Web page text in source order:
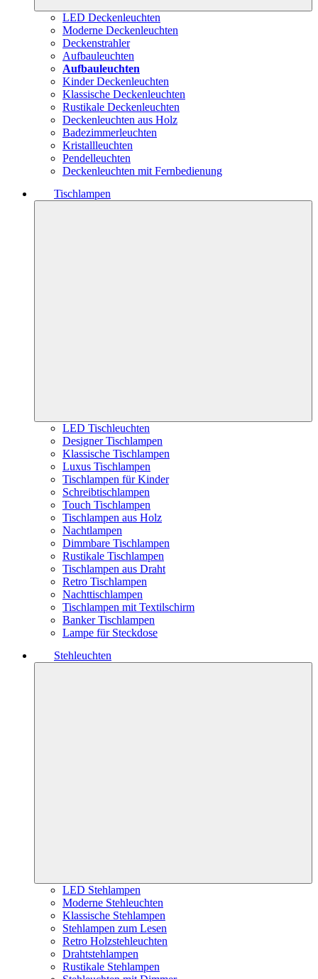
LED Deckenleuchten
Moderne Deckenleuchten
Deckenstrahler
Aufbauleuchten
Aufbauleuchten
Kinder Deckenleuchten
Klassische Deckenleuchten
Rustikale Deckenleuchten
Deckenleuchten aus Holz
Badezimmerleuchten
Kristallleuchten
Pendelleuchten
Deckenleuchten mit Fernbedienung
Tischlampen
LED Tischleuchten
Designer Tischlampen
Klassische Tischlampen
Luxus Tischlampen
Tischlampen für Kinder
Schreibtischlampen
Touch Tischlampen
Tischlampen aus Holz
Nachtlampen
Dimmbare Tischlampen
Rustikale Tischlampen
Tischlampen aus Draht
Retro Tischlampen
Nachttischlampen
Tischlampen mit Textilschirm
Banker Tischlampen
Lampe für Steckdose
Stehleuchten
LED Stehlampen
Moderne Stehleuchten
Klassische Stehlampen
Stehlampen zum Lesen
Retro Holzstehleuchten
Drahtstehlampen
Rustikale Stehlampen